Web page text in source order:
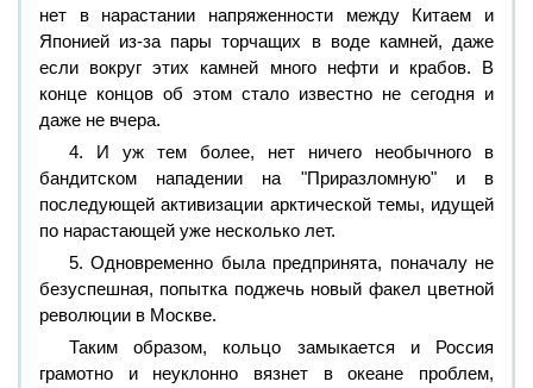
нет в нарастании напряженности между Китаем и
Японией из-за пары торчащих в воде камней, даже
если вокруг этих камней много нефти и крабов. В
конце концов об этом стало известно не сегодня и
даже не вчера.
4. И уж тем более, нет ничего необычного в
бандитском нападении на "Приразломную" и в
последующей активизации арктической темы, идущей
по нарастающей уже несколько лет.
5. Одновременно была предпринята, поначалу не
безуспешная, попытка поджечь новый факел цветной
революции в Москве.
Таким образом, кольцо замыкается и Россия
грамотно и неуклонно вязнет в океане проблем,